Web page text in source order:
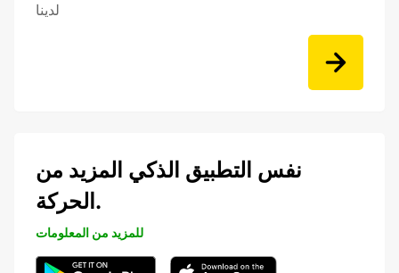
لدينا
نفس التطبيق الذكي المزيد من
الحركة.
للمزيد من المعلومات